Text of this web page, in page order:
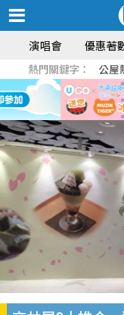
演唱會 優惠著
熱門關鍵字： 公屋